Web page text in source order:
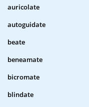
auricolate
autoguidate
beate
beneamate
bicromate
blindate